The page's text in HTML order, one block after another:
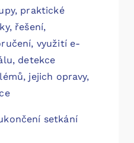
praktické
řešení,
využití e-
detekce
jejich opravy,
setkání